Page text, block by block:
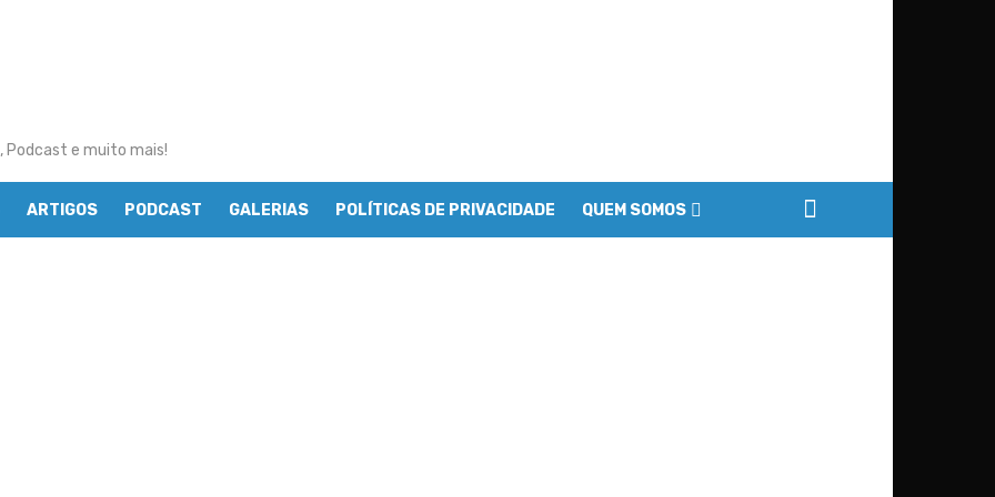
Podcast e muito mais!
ARTIGOS PODCAST GALERIAS POLÍTICAS DE PRIVACIDADE QUEM SOMOS